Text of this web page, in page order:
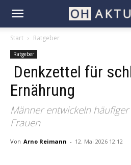
Start Ratgeber
Ratgeber
Denkzettel für
Ernährung
Männer entwickeln
Frauen
Von Arno Reimann - 12. Mai 2026 12:12